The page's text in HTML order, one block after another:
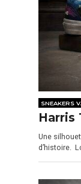
SNEAKERS
Harris
Une
d’histoire.